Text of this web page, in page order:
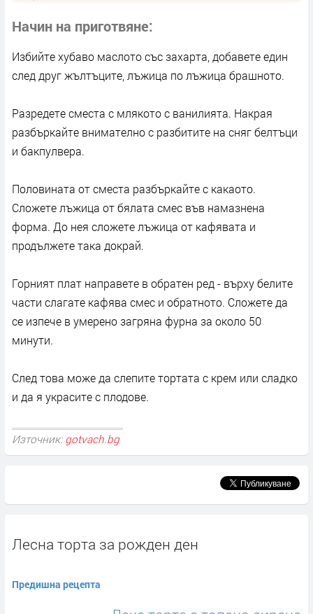
Начин на приготвяне
Избийте хубаво маслото със захарта, добавете един
след друг жълтъците, лъжица по лъжица брашното.
Разредете сместа с млякото с ванилията. Накрая
разбъркайте внимателно с разбитите на сняг белтъци
и бакпулвера.
Половината от сместа разбъркайте с какаото.
Сложете лъжица от бялата смес във намазнена
форма. До нея сложете лъжица от кафявата и
продължете така докрай.
Горният плат направете в обратен ред - върху белите
части слагате кафява смес и обратното. Сложете да
се изпече в умерено загряна фурна за около 50
минути.
След това може да слепите тортата с крем или сладко
и да я украсите с плодове.
Източник: gotvach.bg
Лесна торта за рожден ден
Предишна рецепта